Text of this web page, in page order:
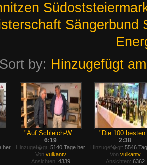
Sängerbund
Sort by: Hinzugefügt am
her
"Auf Schleich-W...
6:19
Hinzugef�gt: 5140 Tage her
Von vulkantv
Ansichten: 4339
"Die 100
2:38
Hinzugef�gt: 5546
Von vulkantv
Ansichten: 6362